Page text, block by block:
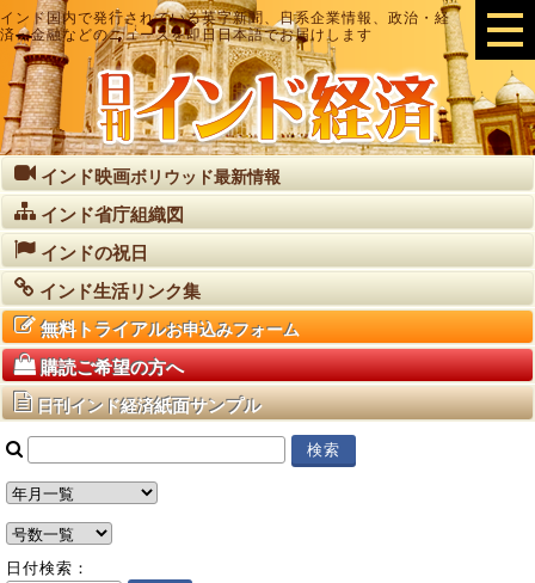
インド国内で発行されている英字新聞、日系企業情報、政治・経
済・金融などのニュースを即日日本語でお届けします
インド映画ボリウッド最新情報
インド省庁組織図
インドの祝日
インド生活リンク集
無料トライアルお申込みフォーム
購読ご希望の方へ
日刊インド経済紙面サンプル
日付検索：